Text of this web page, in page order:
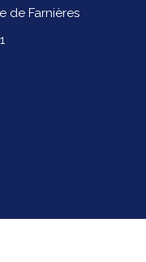
de Farnières